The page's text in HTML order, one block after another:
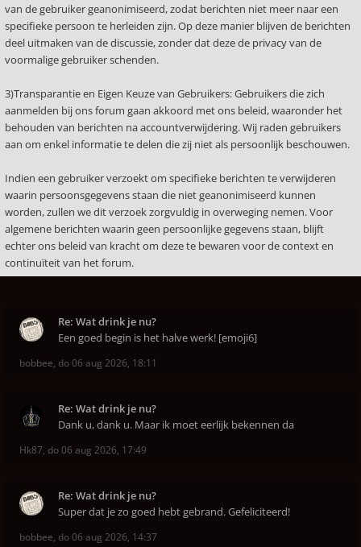
van de gebruiker geanonimiseerd, zodat berichten niet meer naar een
specifieke persoon te herleiden zijn. Op deze manier blijven de berichten
deel uitmaken van de discussie, zonder dat deze de privacy van de
voormalige gebruiker schenden.
3)Transparantie en Eigen Keuze van Gebruikers: Gebruikers die zich
aanmelden bij ons forum gaan akkoord met ons beleid, waaronder het
behouden van berichten na accountverwijdering. Wij raden gebruikers
aan om enkel informatie te delen die zij niet als persoonlijk beschouwen.
Indien een gebruiker verzoekt om specifieke berichten te verwijderen
waarin persoonsgegevens staan die niet geanonimiseerd kunnen
worden, zullen we dit verzoek zorgvuldig in overweging nemen. Voor
algemene berichten waarin geen persoonlijke gegevens staan, blijft
echter ons beleid van kracht om deze te bewaren voor de context en
continuïteit van het forum.
Re: Wat drink je nu?
Een goed begin is het halve werk! [emoji6]
bobbee, do 06 aug 2026, 18:11
Re: Wat drink je nu?
Dank u, dank u. Maar ik moet eerlijk bekennen da
Hk87, do 06 aug 2026, 17:49
Re: Wat drink je nu?
Super dat je zo goed hebt gebrand. Gefeliciteerd!
bobbee, do 06 aug 2026, 14:37